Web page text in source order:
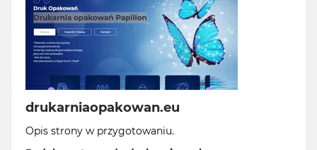
drukarniaopakowan.eu
Opis strony w przygotowaniu.